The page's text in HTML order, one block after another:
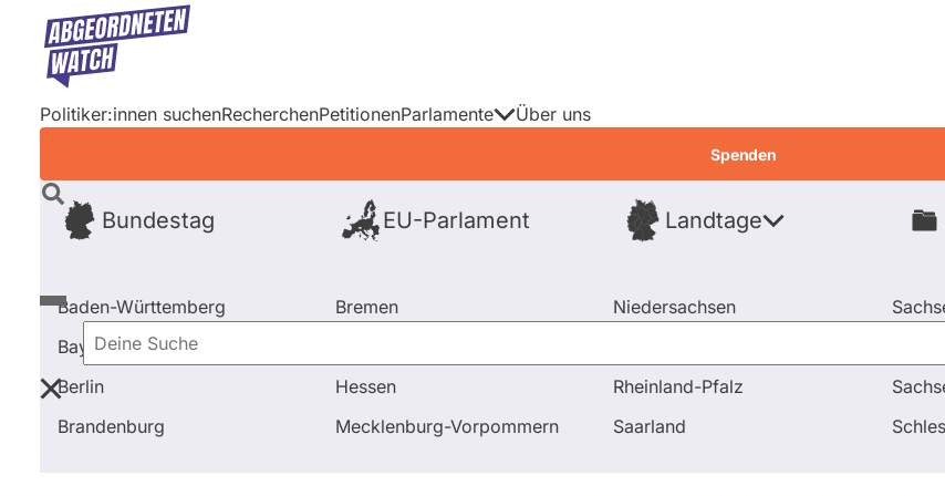
Direkt
Inhalt
Politiker:innen suchenRecherchenPetitionenParlamente
Bundestag EU-Parlament Landtage
Baden-Württemberg
Bayern
Berlin
Brandenburg
Bremen
Hessen
Mecklenburg-Vorpommern
Niedersachsen
Rheinland-Pfalz
Saarland
Über uns
Spenden
Deine
Suche
Startseite Frage stellen Lars Düsterhöft Fragen und Antworten